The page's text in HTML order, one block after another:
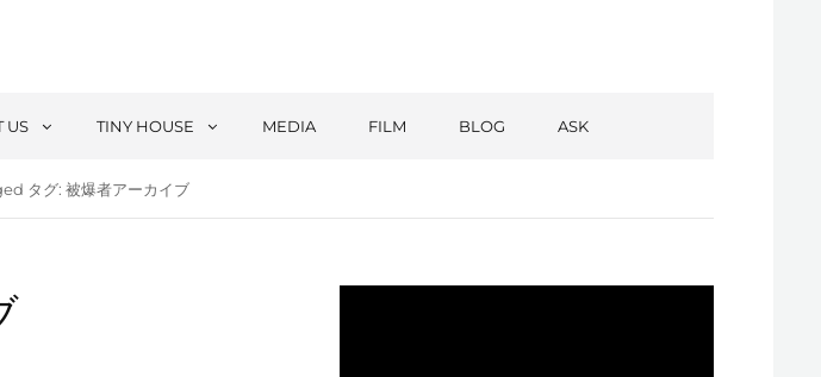
US TINY HOUSE MEDIA FILM BLOG ASK
タグ:被爆者アーカイブ